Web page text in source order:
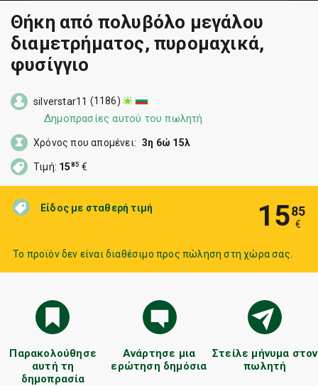
Θήκη από πολυβόλο μεγάλου
διαμετρήματος, πυρομαχικά,
φυσίγγιο
Είδος με σταθερή τιμή 1585
€
Το προϊόν δεν είναι διαθέσιμο προς πώληση στη χώρα σας.
Παρακολούθησε
αυτή τη
δημοπρασία
Ανάρτησε μια
ερώτηση δημόσια
Στείλε μήνυμα στον
πωλητή
silverstar11 (1186)
Δημοπρασίες αυτού του πωλητή
Χρόνος που απομένει: 3η 6ώ 15λ
Τιμή: 1585 €